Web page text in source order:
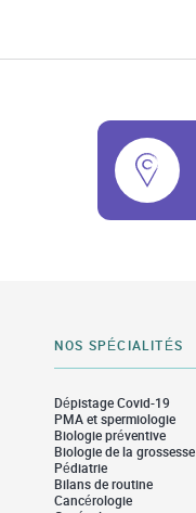
NOS SPÉCIALITÉS
Dépistage Covid-19
PMA et spermiologie
Biologie préventive
Biologie de la grossesse
Pédiatrie
Bilans de routine
Cancérologie